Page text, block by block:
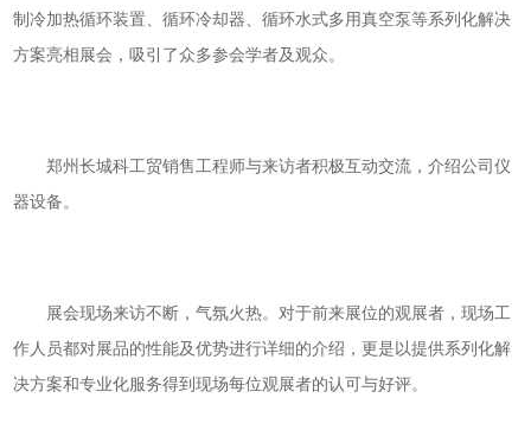
制冷加热循环装置、循环冷却器、循环水式多用真空泵等系列化解决
方案亮相展会，吸引了众多参会学者及观众。
郑州长城科工贸销售工程师与来访者积极互动交流，介绍公司仪
器设备。
展会现场来访不断，气氛火热。对于前来展位的观展者，现场工
作人员都对展品的性能及优势进行详细的介绍，更是以提供系列化解
决方案和专业化服务得到现场每位观展者的认可与好评。